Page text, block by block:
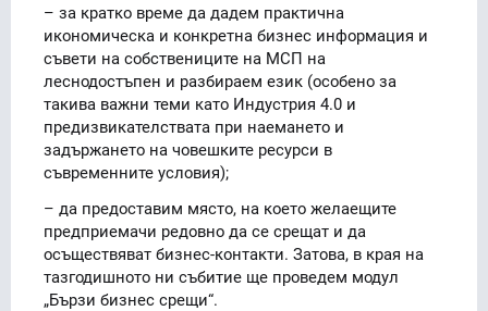
– за кратко време да дадем практична
икономическа и конкретна бизнес информация и
съвети на собствениците на МСП на
леснодостъпен и разбираем език (особено за
такива важни теми като Индустрия 4.0 и
предизвикателствата при наемането и
задържането на човешките ресурси в
съвременните условия);
– да предоставим място, на което желаещите
предприемачи редовно да се срещат и да
осъществяват бизнес-контакти. Затова, в края на
тазгодишното ни събитие ще проведем модул
„Бързи бизнес срещи“.